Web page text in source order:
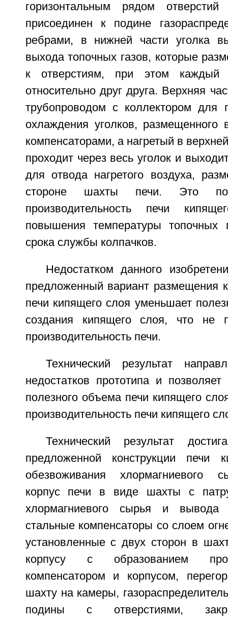
горизонтальным рядом
присоединен к подине
ребрами, в нижней части уголка
выхода топочных газов, которые
к отверстиям, при этом
относительно друг друга. Верхняя
трубопроводом с коллектором для
охлаждения уголков,
компенсаторами, а нагретый в
проходит через весь уголок и
для отвода нагретого воздуха,
стороне шахты печи. Это
производительность печи
повышения температуры топочных
срока службы колпачков.
Недостатком данного
предложенный вариант размещения
печи кипящего слоя уменьшает
создания кипящего слоя, что не
производительность печи.
Технический результат
недостатков прототипа и
полезного объема печи кипящего
производительность печи кипящего
Технический результат
предложенной конструкции печи
обезвоживания хлормагниевого
корпус печи в виде шахты с
хлормагниевого сырья и вывода
стальные компенсаторы со слоем
установленные с двух сторон в
корпусу с образованием
компенсатором и корпусом,
шахту на камеры,
подины с отверстиями,